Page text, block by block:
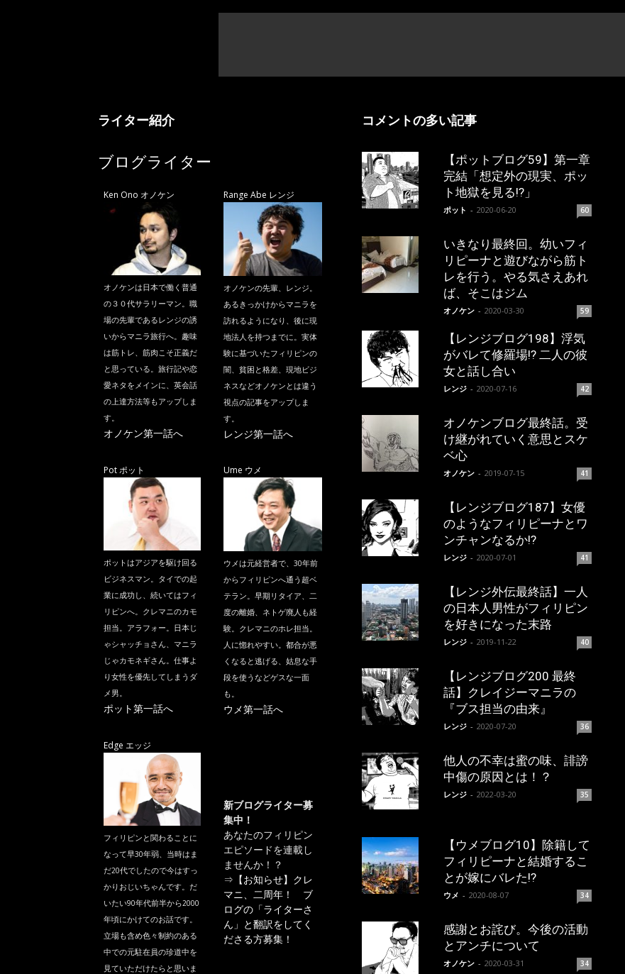
ライター紹介
ブログライター
Ken Ono オノケン
オノケンは日本で働く普通
の３０代サラリーマン。職
場の先輩であるレンジの誘
いからマニラ旅行へ。趣味
は筋トレ、筋肉こそ正義だ
と思っている。旅行記や恋
愛ネタをメインに、英会話
の上達方法等もアップしま
す。
オノケン第一話へ
Range Abe レンジ
オノケンの先輩、レンジ。
あるきっかけからマニラを
訪れるようになり、後に現
地法人を持つまでに。実体
験に基づいたフィリピンの
闇、貧困と格差、現地ビジ
ネスなどオノケンとは違う
視点の記事をアップしま
す。
レンジ第一話へ
Pot ポット
ポットはアジアを駆け回る
ビジネスマン。タイでの起
業に成功し、続いてはフィ
リピンへ。クレマニのカモ
担当。アラフォー。日本じ
ゃシャッチョさん、マニラ
じゃカモネギさん。仕事よ
り女性を優先してしまうダ
メ男。
ポット第一話へ
Ume ウメ
ウメは元経営者で、30年前
からフィリピンへ通う超ベ
テラン。早期リタイア、二
度の離婚、ネトゲ廃人も経
験。クレマニのホレ担当。
人に惚れやすい。都合が悪
くなると逃げる、姑息な手
段を使うなどゲスな一面
も。
ウメ第一話へ
Edge エッジ
フィリピンと関わることに
なって早30年弱、当時はま
だ20代でしたので今はすっ
かりおじいちゃんです。だ
いたい90年代前半から2000
年頃にかけてのお話です。
立場も含め色々制約のある
中での元駐在員の珍道中を
見ていただけたらと思いま
新ブログライター募
集中！
あなたのフィリピン
エピソードを連載し
ませんか！？
⇒ 【お知らせ】クレ
マニ、二周年！ ブ
ログの「ライターさ
ん」と翻訳をしてく
ださる方募集！
コメントの多い記事
【ポットブログ59】第一章
完結「想定外の現実、ポッ
ト地獄を見る!?」
ポット - 2020-06-20 60
いきなり最終回。幼いフィ
リピーナと遊びながら筋ト
レを行う。やる気さえあれ
ば、そこはジム
オノケン - 2020-03-30 59
【レンジブログ198】浮気
がバレて修羅場!? 二人の彼
女と話し合い
レンジ - 2020-07-16 42
オノケンブログ最終話。受
け継がれていく意思とスケ
ベ心
オノケン - 2019-07-15 41
【レンジブログ187】女優
のようなフィリピーナとワ
ンチャンなるか!?
レンジ - 2020-07-01 41
【レンジ外伝最終話】一人
の日本人男性がフィリピン
を好きになった末路
レンジ - 2019-11-22 40
【レンジブログ200 最終
話】クレイジーマニラの
『ブス担当の由来』
レンジ - 2020-07-20 36
他人の不幸は蜜の味、誹謗
中傷の原因とは！？
レンジ - 2022-03-20 35
【ウメブログ10】除籍して
フィリピーナと結婚するこ
とが嫁にバレた!?
ウメ - 2020-08-07 34
感謝とお詫び。今後の活動
とアンチについて
オノケン - 2020-03-31 34